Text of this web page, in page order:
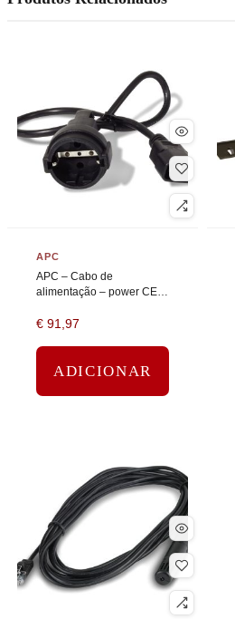
APC
APC – Cabo de
alimentação – power CEE
C14 – 10 A – 61 cm –
€ 91,97
ADICIONAR